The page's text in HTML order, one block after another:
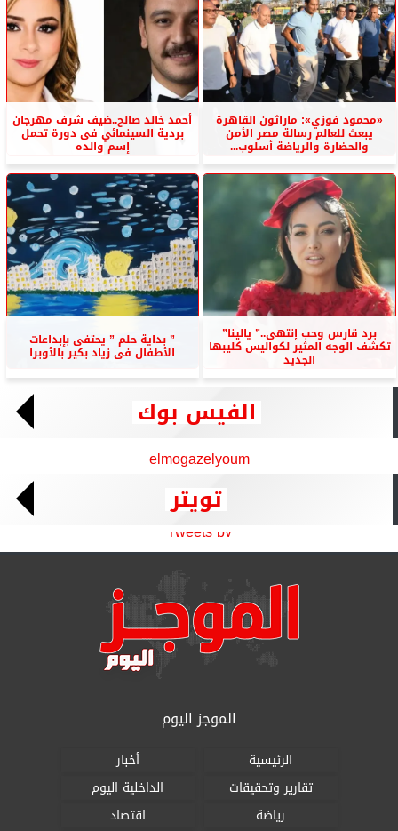
«محمود فوزي»: ماراثون القاهرة
يبعث للعالم رسالة مصر الأمن
والحضارة والرياضة أسلوب...
أحمد خالد صالح..ضيف شرف مهرجان
بردية السينمائي فى دورة تحمل
إسم والده
برد قارس وحب إنتهى..” يالينا”
تكشف الوجه المثير لكواليس كليبها
الجديد
” بداية حلم ” يحتفى بإبداعات
الأطفال فى زياد بكير بالأوبرا
الفيس بوك
elmogazelyoum
تويتر
Tweets by
الموجز اليوم
الرئيسية
أخبار
تقارير وتحقيقات
الداخلية اليوم
رياضة
اقتصاد